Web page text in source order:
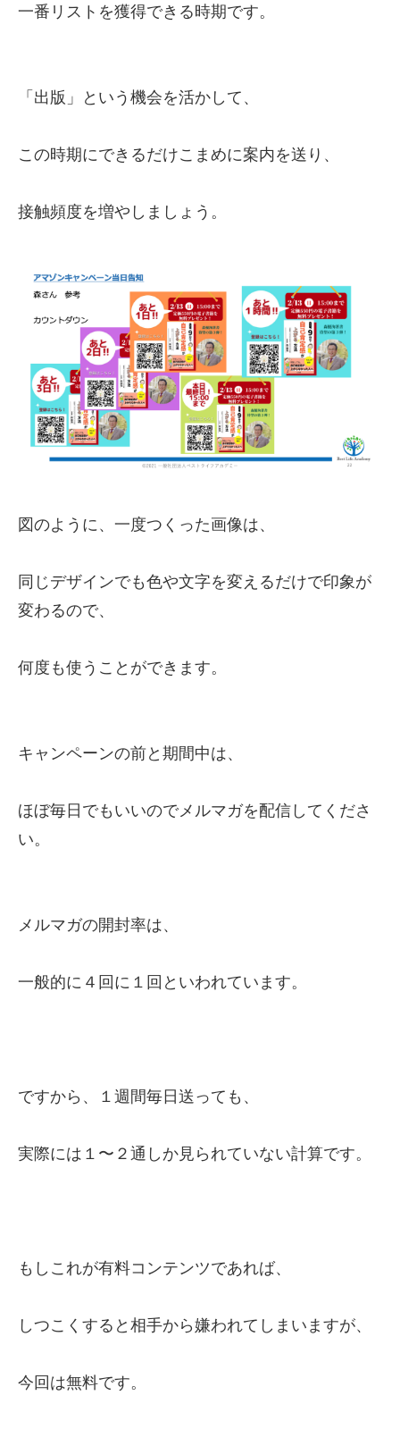
一番リストを獲得できる時期です。
「出版」という機会を活かして、
この時期にできるだけこまめに案内を送り、
接触頻度を増やしましょう。
図のように、一度つくった画像は、
同じデザインでも色や文字を変えるだけで印象が
変わるので、
何度も使うことができます。
キャンペーンの前と期間中は、
ほぼ毎日でもいいのでメルマガを配信してくださ
い。
メルマガの開封率は、
一般的に４回に１回といわれています。
ですから、１週間毎日送っても、
実際には１〜２通しか見られていない計算です。
もしこれが有料コンテンツであれば、
しつこくすると相手から嫌われてしまいますが、
今回は無料です。